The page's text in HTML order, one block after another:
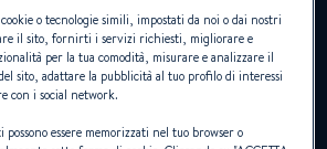
Fuoribordo, First per
BENETEAU
o tecnologie simili, impostati da noi o dai nostri
il sito, fornirti i servizi richiesti, migliorare e
per la tua comodità, misurare e analizzare il
sito, adattare la pubblicità al tuo profilo di interessi
con i social network.
essere memorizzati nel tuo browser o